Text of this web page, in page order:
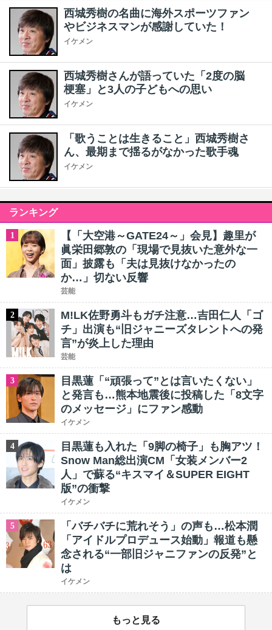
西城秀樹の名曲に海外スポーツファン
やビジネスマンが感謝していた！
イケメン
西城秀樹さんが語っていた「2度の脳
梗塞」と3人の子どもへの思い
イケメン
「歌うことは生きること」西城秀樹さ
ん、最期まで揺るがなかった歌手魂
イケメン
ランキング
1
【「大空港～GATE24～」会見】趣里が
眞栄田郷敦の「現場で見抜いた意外な一
面」披露も「夫は見抜けなかったの
か…」切ない反響
芸能
2
M!LK佐野勇斗もガチ注意…吉田仁人「ゴ
チ」出演も“旧ジャニーズタレントへの発
言”が炎上した理由
芸能
3
目黒蓮「“頑張って”とは言いたくない」
と発言も…熊本地震後に投稿した「8文字
のメッセージ」にファン感動
イケメン
4
目黒蓮も入れた「9脚の椅子」も胸アツ！
Snow Man総出演CM「女装メンバー2
人」で蘇る“キスマイ＆SUPER EIGHT
版”の衝撃
イケメン
5
「バチバチに荒れそう」の声も…松本潤
「アイドルプロデュース始動」報道も懸
念される“一部旧ジャニファンの反発”と
は
イケメン
もっと見る